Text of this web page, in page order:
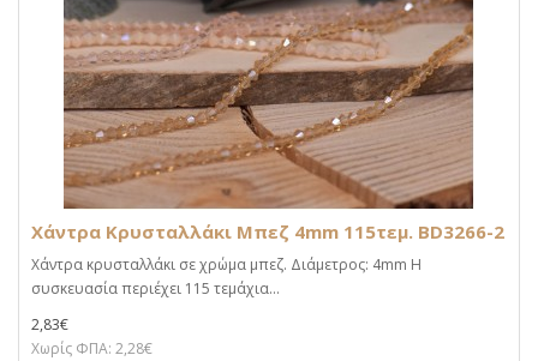
Χάντρα Κρυσταλλάκι Μπεζ 4mm 115τεμ. BD3266-2
Χάντρα κρυσταλλάκι σε χρώμα μπεζ. Διάμετρος: 4mm Η
συσκευασία περιέχει 115 τεμάχια...
2,83€
Χωρίς ΦΠΑ: 2,28€